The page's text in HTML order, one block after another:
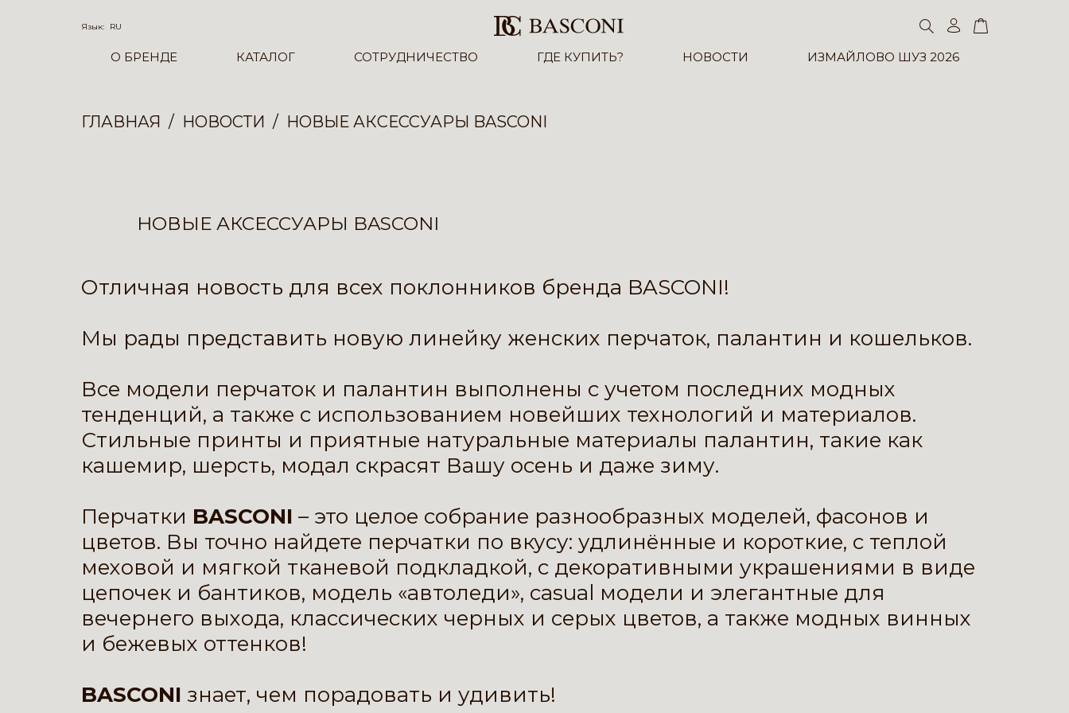
Язык: RU
О БРЕНДЕ КАТАЛОГ СОТРУДНИЧЕСТВО ГДЕ КУПИТЬ? НОВОСТИ ИЗМАЙЛОВО ШУЗ 2026
ГЛАВНАЯ НОВОСТИ НОВЫЕ АКСЕССУАРЫ BASCONI
НОВЫЕ АКСЕССУАРЫ BASCONI
Отличная новость для всех поклонников бренда BASCONI!
Мы рады представить новую линейку женских перчаток, палантин и кошельков.
Все модели перчаток и палантин выполнены с учетом последних модных
тенденций, а также с использованием новейших технологий и материалов.
Стильные принты и приятные натуральные материалы палантин, такие как
кашемир, шерсть, модал скрасят Вашу осень и даже зиму.
Перчатки BASCONI – это целое собрание разнообразных моделей, фасонов и
цветов. Вы точно найдете перчатки по вкусу: удлинённые и короткие, с теплой
меховой и мягкой тканевой подкладкой, с декоративными украшениями в виде
цепочек и бантиков, модель «автоледи», casual модели и элегантные для
вечернего выхода, классических черных и серых цветов, а также модных винных
и бежевых оттенков!
BASCONI знает, чем порадовать и удивить!